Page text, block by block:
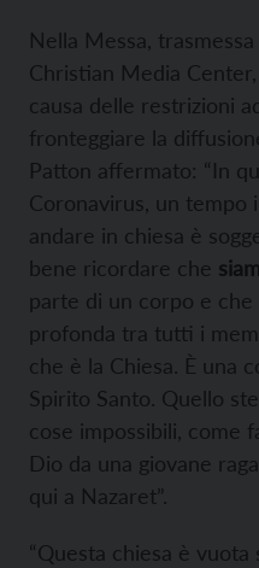
Nella Messa,
Christian Media
causa delle restrizioni
fronteggiare la
Patton affermato: “In
Coronavirus, un tempo
andare in chiesa è
bene ricordare che
parte di un corpo e
profonda tra tutti i
che è la Chiesa. È una
Spirito Santo. Quello
cose impossibili, come
Dio da una giovane
qui a Nazaret”.
“Questa chiesa è